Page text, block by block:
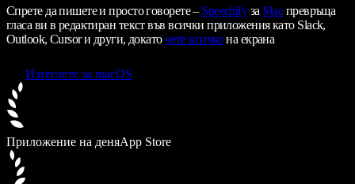
Спрете да пишете и просто говорете – SpeechifyзаMacпревръща
гласа ви в редактиран текст във всички приложения като Slack,
Outlook, Cursor и други, докаточете всичкона екрана
Изтеглете за macOS
Приложение на деняApp Store